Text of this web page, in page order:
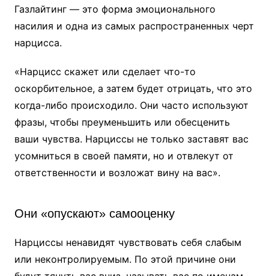
Газлайтинг — это форма эмоционального
насилия и одна из самых распространенных черт
нарцисса.
«Нарцисс скажет или сделает что-то
оскорбительное, а затем будет отрицать, что это
когда-либо происходило. Они часто используют
фразы, чтобы преуменьшить или обесценить
ваши чувства. Нарциссы не только заставят вас
усомниться в своей памяти, но и отвлекут от
ответственности и возложат вину на вас».
Они «опускают» самооценку
Нарциссы ненавидят чувствовать себя слабым
или неконтролируемым. По этой причине они